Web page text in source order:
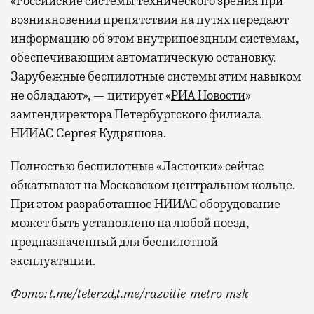
возникновении препятствия на путях передают
информацию об этом внутрипоездным системам,
обеспечивающим автоматическую остановку.
Зарубежные беспилотные системы этим навыком
не обладают», — цитирует «РИА Новости»
замгендиректора Петербургского филиала
НИИАС Сергея Кудряшова.
Полностью беспилотные «Ласточки» сейчас
обкатывают на Московском центральном кольце.
При этом разработанное НИИАС оборудование
может быть установлено на любой поезд,
предназначенный для беспилотной
эксплуатации.
Фото: t.me/telerzd,t.me/razvitie_metro_msk